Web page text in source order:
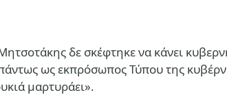
δε σκέφτηκε να κάνει
ως εκπρόσωπος Τύπου της
μαρτυράει».